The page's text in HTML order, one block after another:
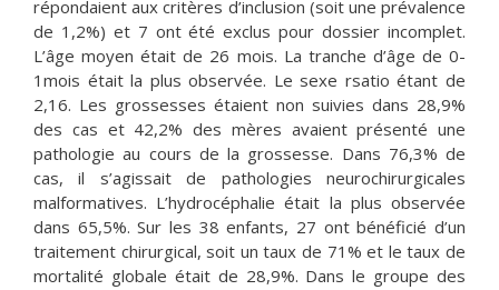
répondaient aux critères d’inclusion (soit une prévalence
de 1,2%) et 7 ont été exclus pour dossier incomplet.
L’âge moyen était de 26 mois. La tranche d’âge de 0-
1mois était la plus observée. Le sexe rsatio étant de
2,16. Les grossesses étaient non suivies dans 28,9%
des cas et 42,2% des mères avaient présenté une
pathologie au cours de la grossesse. Dans 76,3% de
cas, il s’agissait de pathologies neurochirurgicales
malformatives. L’hydrocéphalie était la plus observée
dans 65,5%. Sur les 38 enfants, 27 ont bénéficié d’un
traitement chirurgical, soit un taux de 71% et le taux de
mortalité globale était de 28,9%. Dans le groupe des